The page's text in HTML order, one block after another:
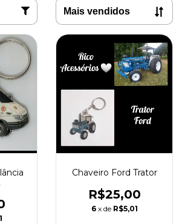
Chaveiro Ford Trator
R$25,00
6 x de R$5,01